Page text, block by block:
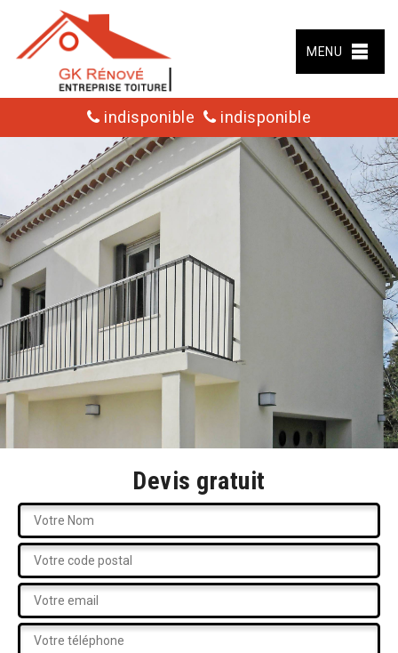
MENU
indisponible indisponible
Devis gratuit